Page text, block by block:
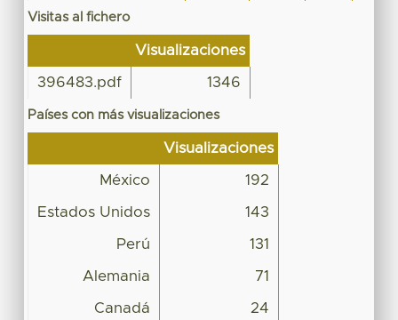
Visitas al fichero
Visualizaciones
396483.pdf 1346
Países con más visualizaciones
Visualizaciones
México 192
Estados Unidos 143
Perú 131
Alemania 71
Canadá 24